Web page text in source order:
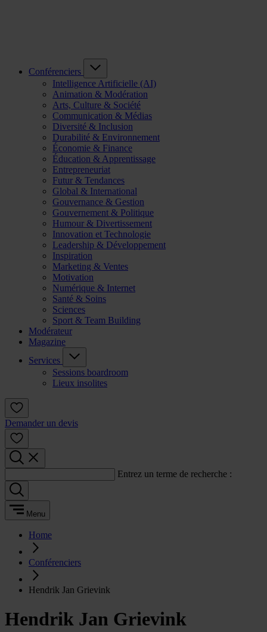
Conférenciers
Intelligence Artificielle (AI)
Animation & Modération
Arts, Culture & Société
Communication & Médias
Diversité & Inclusion
Durabilité & Environnement
Économie & Finance
Éducation & Apprentissage
Entrepreneuriat
Futur & Tendances
Global & International
Gouvernance & Gestion
Gouvernement & Politique
Humour & Divertissement
Innovation et Technologie
Leadership & Développement
Inspiration
Marketing & Ventes
Motivation
Numérique & Internet
Santé & Soins
Sciences
Sport & Team Building
Modérateur
Magazine
Services
Sessions boardroom
Lieux insolites
Demander un devis
Entrez un terme de recherche :
Menu
Home
Conférenciers
Hendrik Jan Grievink
Hendrik Jan Grievink